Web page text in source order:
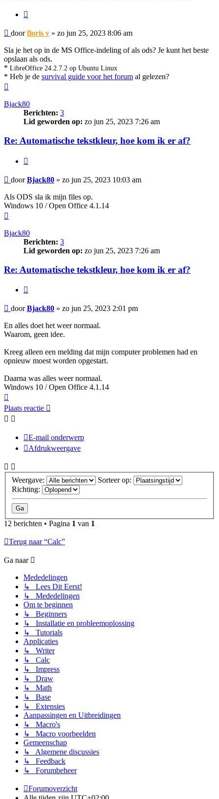
Bericht
doorfloris v » zo jun 25, 2023 8:06 am
Sla je het op in de MS Office-indeling of als ods? Je kunt het beste
opslaan als ods.
* LibreOffice 24.2.7.2 op Ubuntu Linux
* Heb je de survival guide voor het forum al gelezen?
Bjack80
Berichten: 3
Lid geworden op: zo jun 25, 2023 7:26 am
Re: Automatische tekstkleur, hoe kom ik er af?
Bericht
doorBjack80 » zo jun 25, 2023 10:03 am
Als ODS sla ik mijn files op.
Windows 10 / Open Office 4.1.14
Bjack80
Berichten: 3
Lid geworden op: zo jun 25, 2023 7:26 am
Re: Automatische tekstkleur, hoe kom ik er af?
Bericht
doorBjack80 » zo jun 25, 2023 2:01 pm
En alles doet het weer normaal.
Waarom, geen idee.
Kreeg alleen een melding dat mijn computer problemen had en
opnieuw moest worden opgestart.
Daarna was alles weer normaal.
Windows 10 / Open Office 4.1.14
Plaats reactie
E-mail onderwerp
Afdrukweergave
Weergave:
Sorteer op:
Richting:
12 berichten • Pagina 1 van 1
Terug naar “Calc”
Ga naar
Mededelingen
↳ Lees Dit Eerst!
↳ Mededelingen
Om te beginnen
↳ Beginners
↳ Installatie en probleemoplossing
↳ Tutorials
Applicaties
↳ Writer
↳ Calc
↳ Impress
↳ Draw
↳ Math
↳ Base
↳ Extensies
Aanpassingen en Uitbreidingen
↳ Macro's
↳ Macro voorbeelden
Gemeenschap
↳ Algemene discussies
↳ Feedback
↳ Forumbeheer
Forumoverzicht